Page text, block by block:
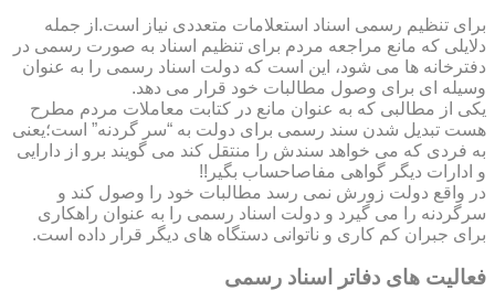
برای تنظیم رسمی اسناد استعلامات متعددی نیاز است.از جمله
دلایلی که مانع مراجعه مردم برای تنظیم اسناد به صورت رسمی در
دفترخانه ها می شود، این است که دولت اسناد رسمی را به عنوان
وسیله ای برای وصول مطالبات خود قرار می دهد.
یکی از مطالبی که به عنوان مانع در کتابت معاملات مردم مطرح
هست تبدیل شدن سند رسمی برای دولت به “سر گردنه” است؛یعنی
به فردی که می خواهد سندش را منتقل کند می گویند برو از دارایی
و ادارات دیگر گواهی مفاصاحساب بگیر!!
در واقع دولت زورش نمی رسد مطالبات خود را وصول کند و
سرگردنه را می گیرد و دولت اسناد رسمی را به عنوان راهکاری
برای جبران کم کاری و ناتوانی دستگاه های دیگر قرار داده است.
فعالیت های دفاتر اسناد رسمی